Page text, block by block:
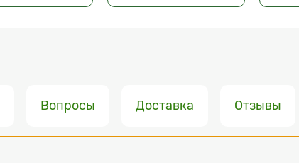
Вопросы Доставка Отзывы